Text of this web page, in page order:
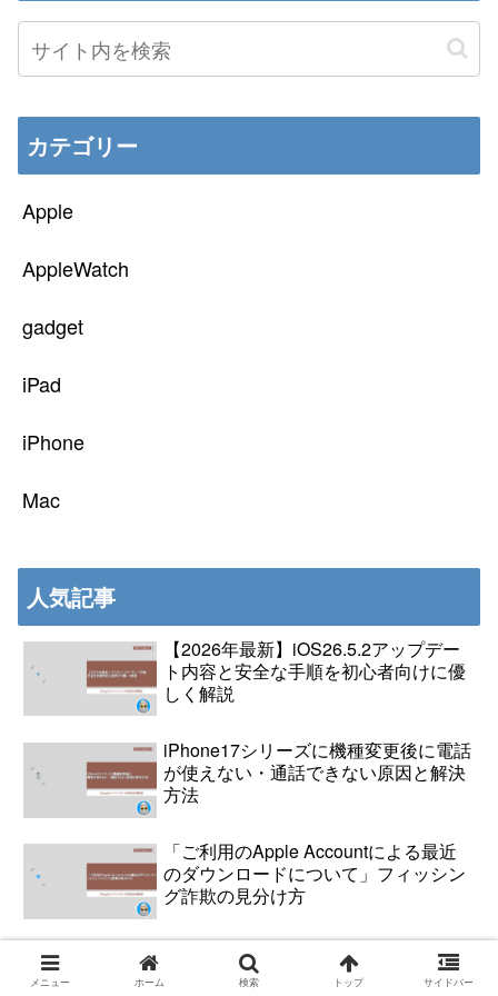
カテゴリー
Apple
AppleWatch
gadget
iPad
iPhone
Mac
人気記事
【2026年最新】iOS26.5.2アップデー
ト内容と安全な手順を初心者向けに優
しく解説
iPhone17シリーズに機種変更後に電話
が使えない・通話できない原因と解決
方法
「ご利用のApple Accountによる最近
のダウンロードについて」フィッシン
グ詐欺の見分け方
iOS26.6アップデート後にiPhoneが発
熱する主な原因と対処法を解説
メニュー ホーム 検索 トップ サイドバー